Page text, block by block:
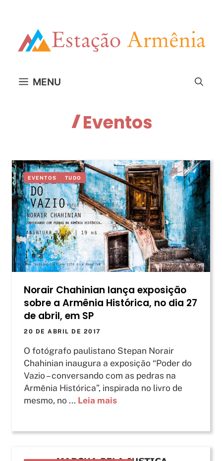
MENU
Eventos
EVENTOS TUDO
Norair Chahinian lança exposição
sobre a Armênia Histórica, no dia 27
de abril, em SP
20 DE ABRIL DE 2017
O fotógrafo paulistano Stepan Norair
Chahinian inaugura a exposição “Poder do
Vazio – conversando com as pedras na
Armênia Histórica”, inspirada no livro de
mesmo, no ... Leia mais